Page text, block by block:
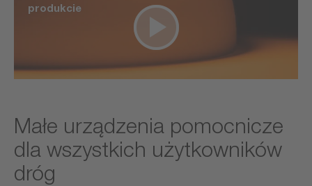
produkcie
Małe urządzenia pomocnicze
dla wszystkich użytkowników
dróg